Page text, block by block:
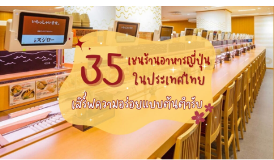
อิซากายะ
ปิ้งย่างญี่ปุ่น/ยากินิกุ
คัตสึด้ง/ทงคัตสึ
ชาบูชาบู/สุกี้ยากี้
แกงกะหรี่ญี่ปุ่น
ไก่ย่างเสียบไม้สไตล์ญี่ปุ่น
โซบะ/อุด้ง
เจริญกรุง
ธนบุรี
สยาม
ทองหล่อ
เอกมัย
พร้อมพงษ์
อโศก
คอลัมน์ความรู้
บทความพิเศษ
บทความที่KOLแนะนำ